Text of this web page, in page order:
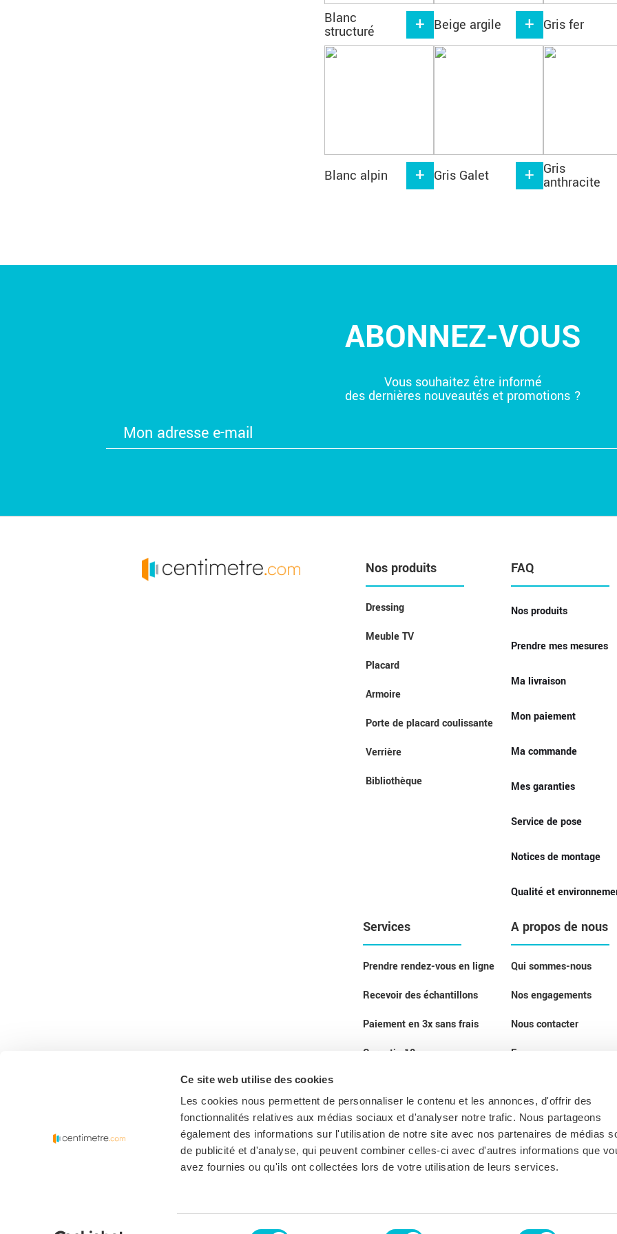
Ce site web utilise des cookies
Les cookies nous permettent de personnaliser le contenu et les annonces, d'offrir des
fonctionnalités relatives aux médias sociaux et d'analyser notre trafic. Nous partageons
également des informations sur l'utilisation de notre site avec nos partenaires de médias
de publicité et d'analyse, qui peuvent combiner celles-ci avec d'autres informations que
avez fournies ou qu'ils ont collectées lors de votre utilisation de leurs services.
Blanc
structuré Beige argile Gris fer
Blanc alpin Gris Galet Gris
anthracite
ABONNEZ-VOUS
Vous souhaitez être informé
des dernières nouveautés et promotions ?
Nos produits
Dressing
Meuble TV
Placard
Armoire
Porte de placard coulissante
Verrière
Bibliothèque
FAQ
Nos produits
Prendre mes mesures
Ma livraison
Mon paiement
Ma commande
Mes garanties
Service de pose
Notices de montage
Qualité et
Services
Prendre rendez-vous en ligne
Recevoir des échantillons
Paiement en 3x sans frais
Garantie 10 ans
Livraison à domicile
Service de pose
Nos idées déco
A propos de nous
Qui sommes-nous
Nos engagements
Nous contacter
Espace presse